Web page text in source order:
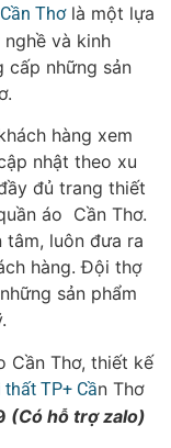
Thơlà một lựa
và kinh
cấp những sản
hàng xem
nhật theo xu
đủ trang thiết
áo Cần Thơ.
luôn đưa ra
hàng. Đội thợ
sản phẩm
Cần Thơ, thiết kế
thất TP+ Cần Thơ
(Có hỗ trợ zalo)